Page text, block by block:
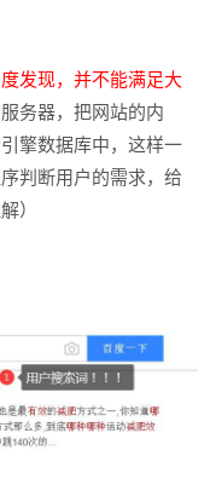
发现，并不能满足大
务器，把网站的内
擎数据库中，这样一
判断用户的需求，给
）